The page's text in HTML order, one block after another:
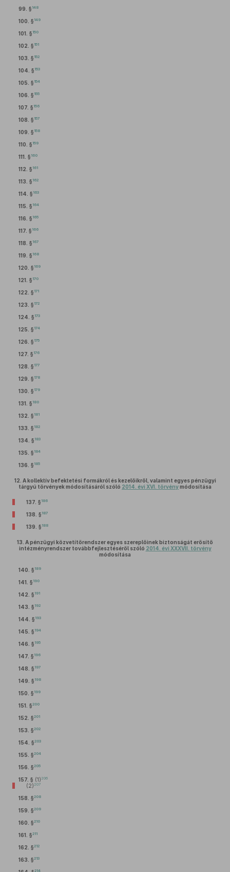
99. § 148
100. § 149
101. § 150
102. § 151
103. § 152
104. § 153
105. § 154
106. § 155
107. § 156
108. § 157
109. § 158
110. § 159
111. § 160
112. § 161
113. § 162
114. § 163
115. § 164
116. § 165
117. § 166
118. § 167
119. § 168
120. § 169
121. § 170
122. § 171
123. § 172
124. § 173
125. § 174
126. § 175
127. § 176
128. § 177
129. § 178
130. § 179
131. § 180
132. § 181
133. § 182
134. § 183
135. § 184
136. § 185
12. A kollektív befektetési formákról és kezelőikről, valamint egyes pénzügyi
tárgyú törvények módosításáról szóló 2014. évi XVI. törvénymódosítása
137. § 186
138. § 187
139. § 188
13. A pénzügyi közvetítőrendszer egyes szereplőinek biztonságát erősítő
intézményrendszer továbbfejlesztéséről szóló 2014. évi XXXVII. törvény
módosítása
140. § 189
141. § 190
142. § 191
143. § 192
144. § 193
145. § 194
146. § 195
147. § 196
148. § 197
149. § 198
150. § 199
151. §200
152. §201
153. §202
154. §203
155. §204
156. §205
157. § (1) 206
(2) 207
158. §208
159. §209
160. §210
161. §211
162. §212
163. §213
214